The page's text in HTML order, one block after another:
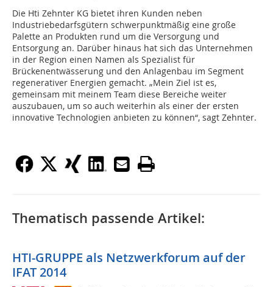
Die Hti Zehnter KG bietet ihren Kunden neben
Industriebedarfsgütern schwerpunktmäßig eine große
Palette an Produkten rund um die Versorgung und
Entsorgung an. Darüber hinaus hat sich das Unternehmen
in der Region einen Namen als Spezialist für
Brückenentwässerung und den Anlagenbau im Segment
regenerativer Energien gemacht. „Mein Ziel ist es,
gemeinsam mit meinem Team diese Bereiche weiter
auszubauen, um so auch weiterhin als einer der ersten
innovative Technologien anbieten zu können“, sagt Zehnter.
Thematisch passende Artikel:
HTI-GRUPPE als Netzwerkforum auf der
IFAT 2014